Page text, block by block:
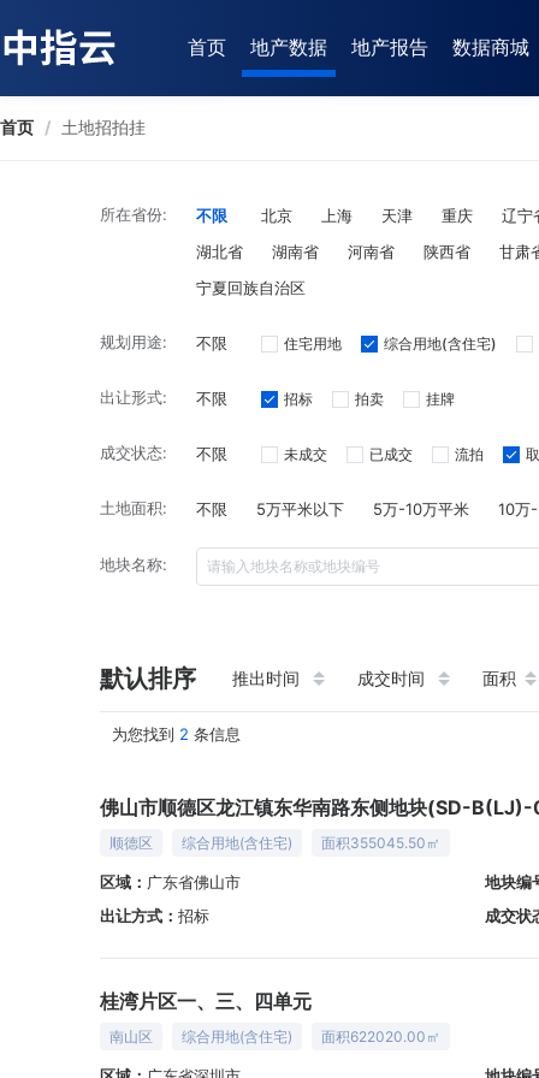
首页 地产数据 地产报告 数据商城
首页 / 土地招拍挂
所在省份: 不限 北京 上海 天津 重庆
辽宁
湖北省
湖南省 河南省 陕西省
甘肃
宁夏回族自治区
规划用途: 不限 住宅用地 综合用地(含住宅)
出让形式: 不限 招标 拍卖 挂牌
成交状态: 不限 未成交 已成交 流拍
土地面积: 不限 5万平米以下 5万-10万平米 10万
地块名称:
默认排序 推出时间 成交时间 面积
为您找到 2 条信息
佛山市顺德区龙江镇东华南路东侧地块(SD-
顺德区 综合用地(含住宅) 面积355045.50㎡
区域： 广东省佛山市
地块编
出让方式： 招标 成交状
桂湾片区一、三、四单元
南山区 综合用地(含住宅) 面积622020.00㎡